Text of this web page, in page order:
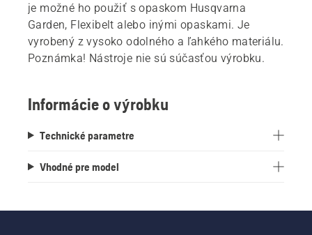
je možné ho použiť s opaskom Husqvarna
Garden, Flexibelt alebo inými opaskami. Je
vyrobený z vysoko odolného a ľahkého materiálu.
Poznámka! Nástroje nie sú súčasťou výrobku.
Informácie o výrobku
Technické parametre
Vhodné pre model